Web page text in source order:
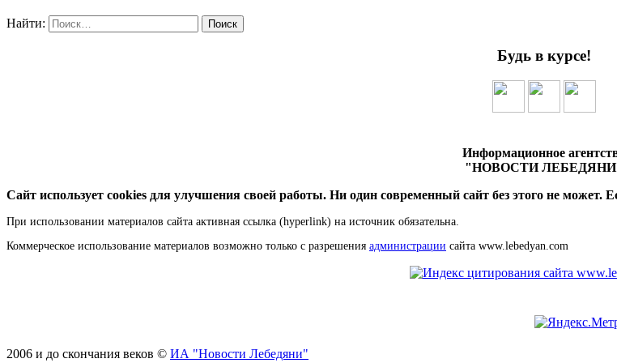
Найти:
Будь в курсе!
Информационное
"НОВОСТИ
Сайт использует cookies для улучшения своей работы. Ни один современный сайт без этого не может.
При использовании материалов сайта активная ссылка (hyperlink) на источник обязательна.
Коммерческое использование материалов возможно только с разрешения администрации сайта www.lebedyan.com
2006 и до скончания веков © ИА "Новости Лебедяни"